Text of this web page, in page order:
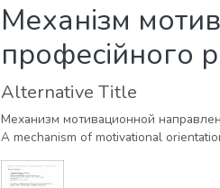
Механізм
професійного
Alternative Title
Механизм мотивационной
A mechanism of motivational